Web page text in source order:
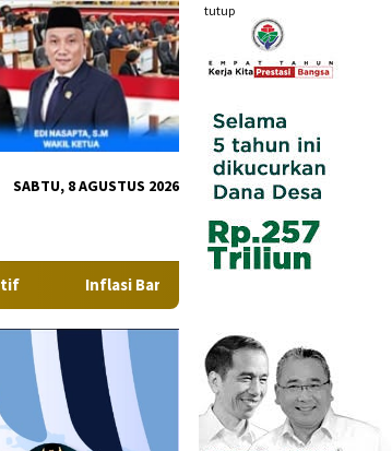
tutup
SABTU, 8 AGUSTUS 2026
Bangka Belitung di Juli 2026 Tetap Terjaga